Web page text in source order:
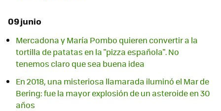
09 junio
Mercadona y María Pombo quieren convertir a la
tortilla de patatas en la "pizza española". No
tenemos claro que sea buena idea
En 2018, una misteriosa llamarada iluminó el Mar de
Bering: fue la mayor explosión de un asteroide en 30
años